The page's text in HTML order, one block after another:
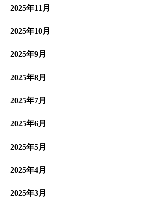
2025年11月
2025年10月
2025年9月
2025年8月
2025年7月
2025年6月
2025年5月
2025年4月
2025年3月